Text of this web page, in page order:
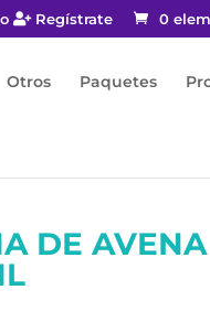
Regístrate 0
Otros Paquetes
DE AVENA